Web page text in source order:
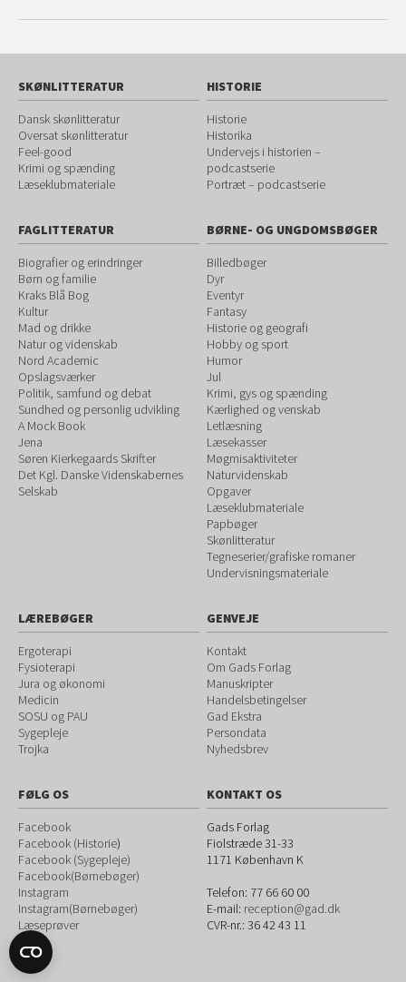
SKØNLITTERATUR
Dansk skønlitteratur
Oversat skønlitteratur
Feel-good
Krimi og spænding
Læseklubmateriale
HISTORIE
Historie
Historika
Undervejs i historien –
podcastserie
Portræt – podcastserie
FAGLITTERATUR
Biografier og erindringer
Børn og familie
Kraks Blå Bog
Kultur
Mad og drikke
Natur og videnskab
Nord Academic
Opslagsværker
Politik, samfund og debat
Sundhed og personlig udvikling
A Mock Book
Jena
Søren Kierkegaards Skrifter
Det Kgl. Danske Videnskabernes
Selskab
BØRNE- OG UNGDOMSBØGER
Billedbøger
Dyr
Eventyr
Fantasy
Historie og geografi
Hobby og sport
Humor
Jul
Krimi, gys og spænding
Kærlighed og venskab
Letlæsning
Læsekasser
Møgmisaktiviteter
Naturvidenskab
Opgaver
Læseklubmateriale
Papbøger
Skønlitteratur
Tegneserier/grafiske romaner
Undervisningsmateriale
LÆREBØGER
Ergoterapi
Fysioterapi
Jura og økonomi
Medicin
SOSU og PAU
Sygepleje
Trojka
GENVEJE
Kontakt
Om Gads Forlag
Manuskripter
Handelsbetingelser
Gad Ekstra
Persondata
Nyhedsbrev
FØLG OS
Facebook
Facebook (Historie)
Facebook (Sygepleje)
Facebook(Børnebøger)
Instagram
Instagram(Børnebøger)
Læseprøver
KONTAKT OS
Gads Forlag
Fiolstræde 31-33
1171 København K
Telefon: 77 66 60 00
E-mail: reception@gad.dk
CVR-nr.: 36 42 43 11